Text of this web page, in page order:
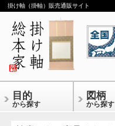
掛け軸（掛軸）販売通販サイト
目的
から探す
図柄
から探す